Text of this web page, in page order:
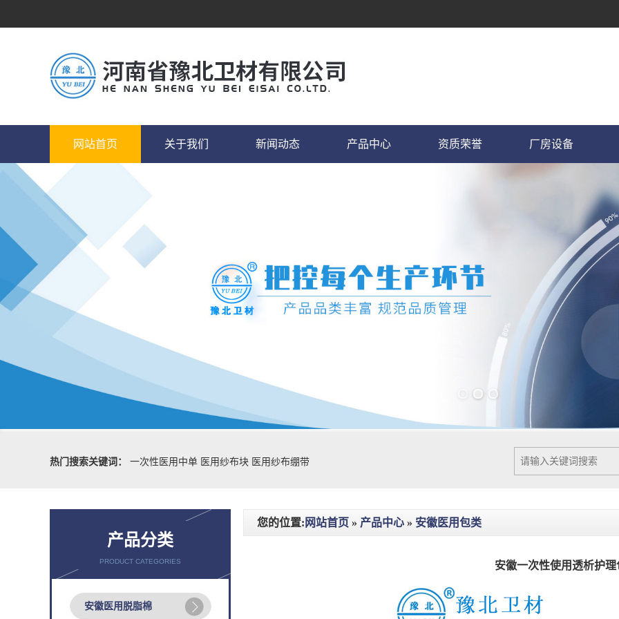
网站首页 关于我们 新闻动态 产品中心 资质荣誉 厂房设备
热门搜索关键词：
一次性医用中单 医用纱布块 医用纱布绷带
产品分类
PRODUCT CATEGORIES
安徽医用脱脂棉
您的位置: 网站首页 » 产品中心 » 安徽医用包类
安徽一次性使用透析护理